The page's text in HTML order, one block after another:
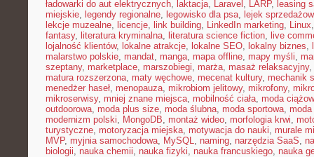
ładowarki do aut elektrycznych, laktacja, Laravel , LARP, leasing
miejskie, legendy regionalne, legowisko dla psa, lejek
lekcje muzealne, licencje, link building, LinkedIn marketing, Linux
fantasy, literatura kryminalna, literatura science fiction, live
lojalność klientów, lokalne atrakcje, lokalne SEO, lokalny biznes,
malarstwo polskie, mandat, manga, mapa offline, mapy myśli,
szeptany, marketplace, marszobiegi, marża, masaż relaksacyjny,
matura rozszerzona, maty węchowe, mecenat kultury, mechanik
menedżer haseł, menopauza, mikrobiom jelitowy, mikrofony,
mikroserwisy, mniej znane miejsca, mobilność ciała, moda
outdoorowa, moda plus size, moda ślubna, moda sportowa,
modernizm polski, MongoDB, montaż wideo, morfologia krwi,
turystyczne, motoryzacja miejska, motywacja do nauki, murale
MVP, myjnia samochodowa, MySQL, naming, narzędzia SaaS,
biologii, nauka chemii, nauka fizyki, nauka francuskiego, nauka